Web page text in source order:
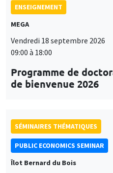
ENSEIGNEMENT
MEGA
Vendredi 18 septembre 2026
09:00 à 18:00
Programme de
de bienvenue 2026
SÉMINAIRES THÉMATIQUES
PUBLIC ECONOMICS SEMINAR
Îlot Bernard du Bois